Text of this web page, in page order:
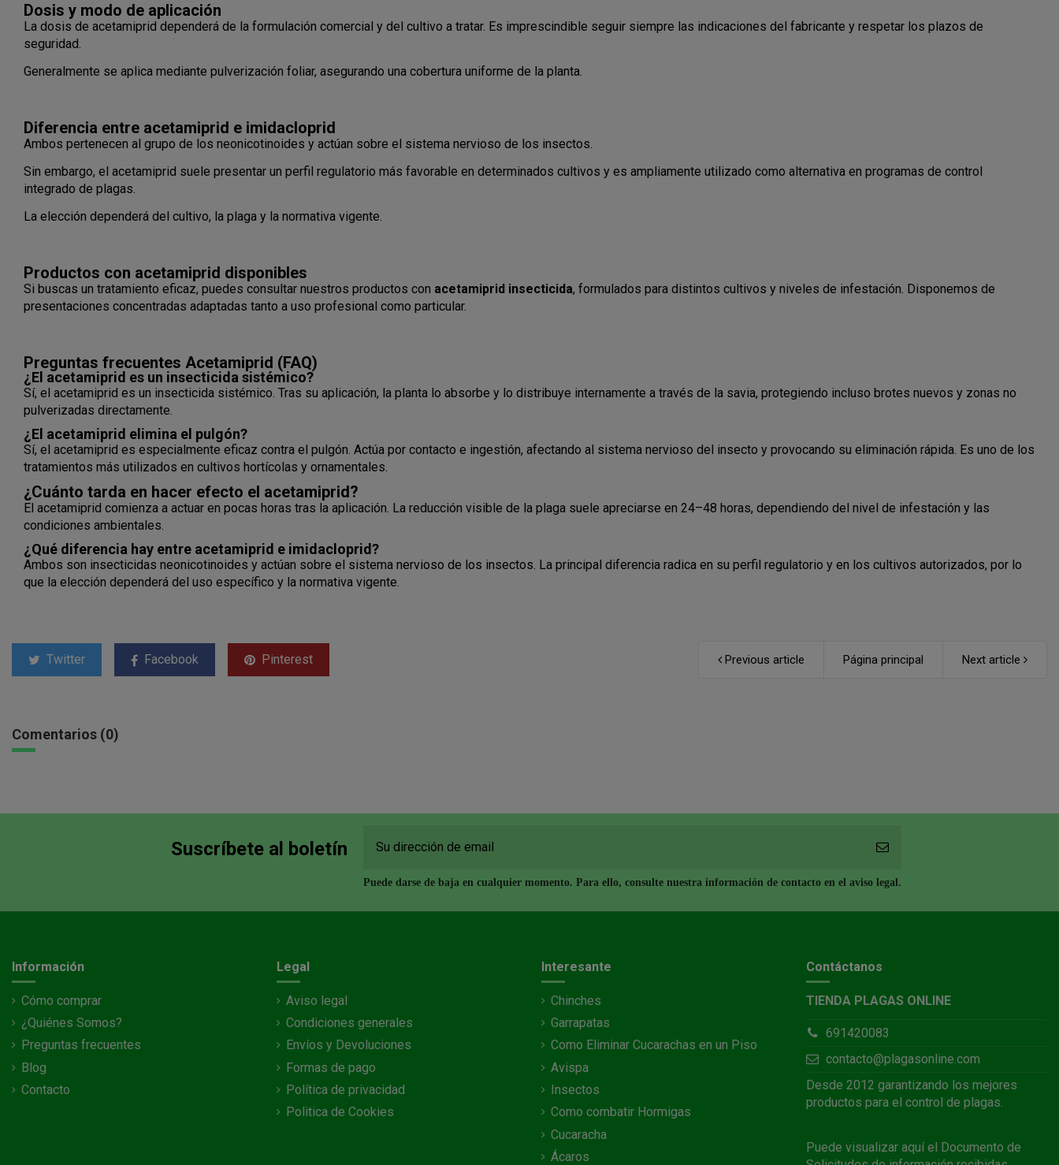
Dosis y modo de aplicación
La dosis de acetamiprid dependerá de la formulación comercial y del cultivo a tratar. Es imprescindible seguir siempre las indicaciones del fabricante y respetar los plazos de
seguridad.
Generalmente se aplica mediante pulverización foliar, asegurando una cobertura uniforme de la planta.
Diferencia entre acetamiprid e imidacloprid
Ambos pertenecen al grupo de los neonicotinoides y actúan sobre el sistema nervioso de los insectos.
Sin embargo, el acetamiprid suele presentar un perfil regulatorio más favorable en determinados cultivos y es ampliamente utilizado como alternativa en programas de control
integrado de plagas.
La elección dependerá del cultivo, la plaga y la normativa vigente.
Productos con acetamiprid disponibles
Si buscas un tratamiento eficaz, puedes consultar nuestros productos con acetamiprid insecticida, formulados para distintos cultivos y niveles de infestación. Disponemos de
presentaciones concentradas adaptadas tanto a uso profesional como particular.
Preguntas frecuentes Acetamiprid (FAQ)
¿El acetamiprid es un insecticida sistémico?
Sí, el acetamiprid es un insecticida sistémico. Tras su aplicación, la planta lo absorbe y lo distribuye internamente a través de la savia, protegiendo incluso brotes nuevos y zonas no
pulverizadas directamente.
¿El acetamiprid elimina el pulgón?
Sí, el acetamiprid es especialmente eficaz contra el pulgón. Actúa por contacto e ingestión, afectando al sistema nervioso del insecto y provocando su eliminación rápida. Es uno de los
tratamientos más utilizados en cultivos hortícolas y ornamentales.
¿Cuánto tarda en hacer efecto el acetamiprid?
El acetamiprid comienza a actuar en pocas horas tras la aplicación. La reducción visible de la plaga suele apreciarse en 24–48 horas, dependiendo del nivel de infestación y las
condiciones ambientales.
¿Qué diferencia hay entre acetamiprid e imidacloprid?
Ambos son insecticidas neonicotinoides y actúan sobre el sistema nervioso de los insectos. La principal diferencia radica en su perfil regulatorio y en los cultivos autorizados, por lo
que la elección dependerá del uso específico y la normativa vigente.
Twitter Facebook Pinterest Previous article Página principal Next article
Comentarios (0)
Suscríbete al boletín
Puede darse de baja en cualquier momento. Para ello, consulte nuestra información de contacto en el aviso legal.
Información
Cómo comprar
¿Quiénes Somos?
Preguntas frecuentes
Blog
Contacto
Legal
Aviso legal
Condiciones generales
Envíos y Devoluciones
Formas de pago
Política de privacidad
Politica de Cookies
Interesante
Chinches
Garrapatas
Como Eliminar Cucarachas en un Piso
Avispa
Insectos
Como combatir Hormigas
Cucaracha
Ácaros
Contáctanos
TIENDA PLAGAS ONLINE
691420083
contacto@plagasonline.com
Desde 2012 garantizando los mejores
productos para el control de plagas.
Puede visualizar aquíel Documento de